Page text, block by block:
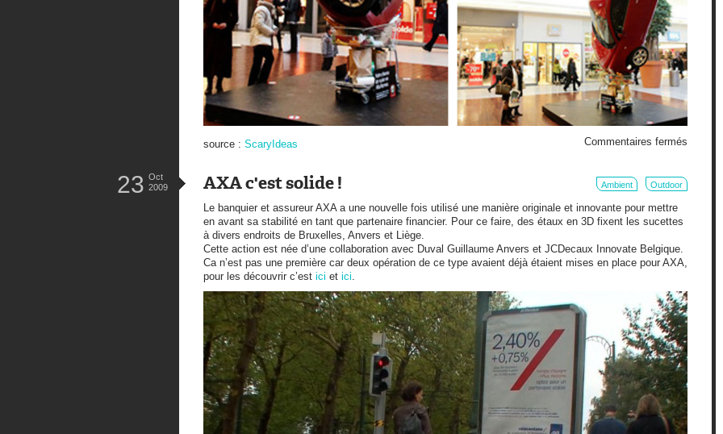
source : ScaryIdeas Commentaires fermés
pour
AXA c'est solide ! Ambient Outdoor
23 Oct
2009
Le banquier et assureur AXA a une nouvelle fois utilisé une manière originale et innovante pour mettre
en avant sa stabilité en tant que partenaire financier. Pour ce faire, des étaux en 3D fixent les sucettes
à divers endroits de Bruxelles, Anvers et Liège.
Cette action est née d’une collaboration avec Duval Guillaume Anvers et JCDecaux Innovate Belgique.
Ca n’est pas une première car deux opération de ce type avaient déjà étaient mises en place pour AXA,
pour les découvrir c’est ici et ici.